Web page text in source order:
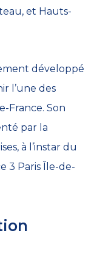
et Hauts-
développé
l’une des
France. Son
par la
à l’instar du
3 Paris Île-de-